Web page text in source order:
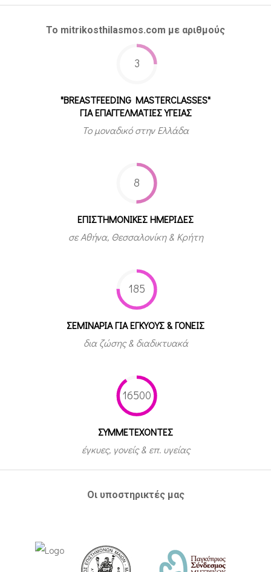
Το mitrikosthilasmos.com με αριθμούς
3
"BREASTFEEDING MASTERCLASSES"
ΓΙΑ ΕΠΑΓΓΕΛΜΑΤΙΕΣ ΥΓΕΙΑΣ
Το μοναδικό στην Ελλάδα
8
ΕΠΙΣΤΗΜΟΝΙΚΕΣ ΗΜΕΡΙΔΕΣ
σε Αθήνα, Θεσσαλονίκη & Κρήτη
185
ΣΕΜΙΝΑΡΙΑ ΓΙΑ ΕΓΚΥΟΥΣ & ΓΟΝΕΙΣ
δια ζώσης & διαδικτυακά
16500
ΣΥΜΜΕΤEΧΟΝΤΕΣ
έγκυες, γονείς & επ. υγείας
Οι υποστηρικτές μας